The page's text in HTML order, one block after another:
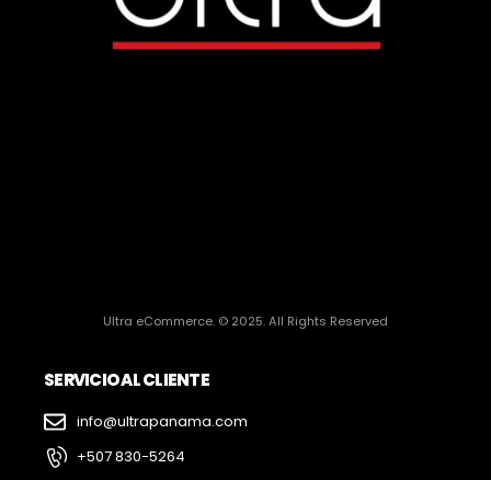
Ultra eCommerce. © 2025. All Rights Reserved
SERVICIO AL CLIENTE
info@ultrapanama.com
+507 830-5264